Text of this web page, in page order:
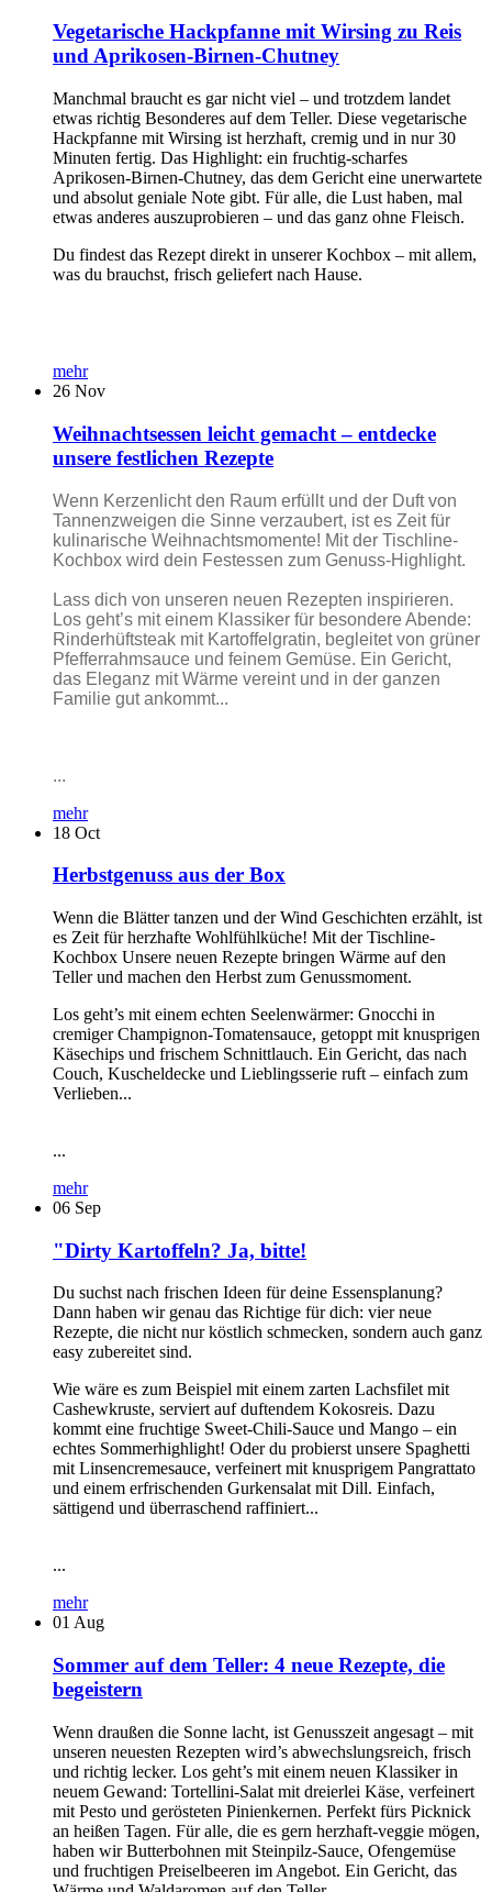
Vegetarische Hackpfanne mit Wirsing zu Reis
und Aprikosen-Birnen-Chutney
Manchmal braucht es gar nicht viel – und trotzdem landet
etwas richtig Besonderes auf dem Teller. Diese vegetarische
Hackpfanne mit Wirsing ist herzhaft, cremig und in nur 30
Minuten fertig. Das Highlight: ein fruchtig-scharfes
Aprikosen-Birnen-Chutney, das dem Gericht eine unerwartete
und absolut geniale Note gibt. Für alle, die Lust haben, mal
etwas anderes auszuprobieren – und das ganz ohne Fleisch.
Du findest das Rezept direkt in unserer Kochbox – mit allem,
was du brauchst, frisch geliefert nach Hause.
mehr
26 Nov
Weihnachtsessen leicht gemacht – entdecke
unsere festlichen Rezepte
Wenn Kerzenlicht den Raum erfüllt und der Duft von
Tannenzweigen die Sinne verzaubert, ist es Zeit für
kulinarische Weihnachtsmomente! Mit der Tischline-
Kochbox wird dein Festessen zum Genuss-Highlight.
Lass dich von unseren neuen Rezepten inspirieren.
Los geht’s mit einem Klassiker für besondere Abende:
Rinderhüftsteak mit Kartoffelgratin, begleitet von grüner
Pfefferrahmsauce und feinem Gemüse. Ein Gericht,
das Eleganz mit Wärme vereint und in der ganzen
Familie gut ankommt...
...
mehr
18 Oct
Herbstgenuss aus der Box
Wenn die Blätter tanzen und der Wind Geschichten erzählt, ist
es Zeit für herzhafte Wohlfühlküche! Mit der Tischline-
Kochbox Unsere neuen Rezepte bringen Wärme auf den
Teller und machen den Herbst zum Genussmoment.
Los geht’s mit einem echten Seelenwärmer: Gnocchi in
cremiger Champignon-Tomatensauce, getoppt mit knusprigen
Käsechips und frischem Schnittlauch. Ein Gericht, das nach
Couch, Kuscheldecke und Lieblingsserie ruft – einfach zum
Verlieben...
...
mehr
06 Sep
"Dirty Kartoffeln? Ja, bitte!
Du suchst nach frischen Ideen für deine Essensplanung?
Dann haben wir genau das Richtige für dich: vier neue
Rezepte, die nicht nur köstlich schmecken, sondern auch ganz
easy zubereitet sind.
Wie wäre es zum Beispiel mit einem zarten Lachsfilet mit
Cashewkruste, serviert auf duftendem Kokosreis. Dazu
kommt eine fruchtige Sweet-Chili-Sauce und Mango – ein
echtes Sommerhighlight! Oder du probierst unsere Spaghetti
mit Linsencremesauce, verfeinert mit knusprigem Pangrattato
und einem erfrischenden Gurkensalat mit Dill. Einfach,
sättigend und überraschend raffiniert...
...
mehr
01 Aug
Sommer auf dem Teller: 4 neue Rezepte, die
begeistern
Wenn draußen die Sonne lacht, ist Genusszeit angesagt – mit
unseren neuesten Rezepten wird’s abwechslungsreich, frisch
und richtig lecker. Los geht’s mit einem neuen Klassiker in
neuem Gewand: Tortellini-Salat mit dreierlei Käse, verfeinert
mit Pesto und gerösteten Pinienkernen. Perfekt fürs Picknick
an heißen Tagen. Für alle, die es gern herzhaft-veggie mögen,
haben wir Butterbohnen mit Steinpilz-Sauce, Ofengemüse
und fruchtigen Preiselbeeren im Angebot. Ein Gericht, das